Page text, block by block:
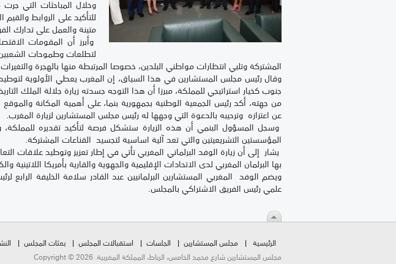
وخلال المباحثات التي
للتأكيد على الروابط
متينة والعمل على تدارك
وأبرز أن المقومات
لتطلعات وطموحات
المشتركة وتلبي انتظارات مواطني البلدين، خصوصا المرتبطة منها بالهجرة والتغيرات
وقال رئيس مجلس المستشارين في هذا السياق، إن المغرب يعطي الأولوية لتوطيد
جنوب كخيار استراتيجي للمملكة، مبرزا أن هذا التوجه جسدته زيارة جلالة الملك
من جهته، أكد رئيس الجمعية الوطنية بجمهورية بنما، على أهمية المكانة
عن اعتزازه وترحيبه بالدعوة التي وجهها له رئيس مجلس المستشارين لزيارة المغرب.
وسجل المسؤول البنمي أن هذه الزيارة ستشكل فرصة لتأكيد تقديره للمملكة،
المؤسستين التشريعيتين والتي تعد آلية اساسية لتجسيد القناعات المشتركة.
يشار إلى أن زيارة الوفد البرلماني المغربي تأتي في إطار تعزيز وتوطيد علاقات
بها البرلمان المغربي لدى الاتحادات الإقليمية والجهوية والقارية بأمريكا اللاتينية
ويضم الوفد المغربي المستشارين البرلمانيين عبد القادر سلامة الخليفة
علمي رئيس الفريق الاشتراكي بالمجلس.
الرئيسية مجلس المستشارين الجلسات استقبالات المجلس بعثات المجلس
مجلس المستشارين شارع محمد الخامس، الرباط، المملكة المغربية. Copyright © 2026